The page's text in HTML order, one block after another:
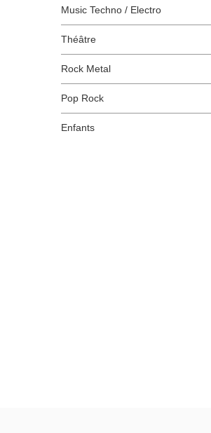
Music Techno / Electro
Théâtre
Rock Metal
Pop Rock
Enfants